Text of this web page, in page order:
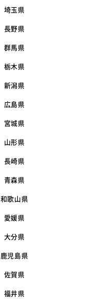
埼玉県
長野県
群馬県
栃木県
新潟県
広島県
宮城県
山形県
長崎県
青森県
和歌山県
愛媛県
大分県
鹿児島県
佐賀県
福井県